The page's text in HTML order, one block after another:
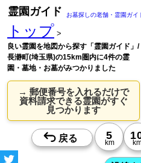
霊園ガイド お墓探しの老舗・霊園ガイ
トップ >
良い霊園を地図から探す「霊園ガイド」/
長瀞町(埼玉県)の15km圏内に4件の霊
園・墓地・お墓がみつかりました
→ 郵便番号を入れるだけで
資料請求できる霊園がすぐ
見つかります